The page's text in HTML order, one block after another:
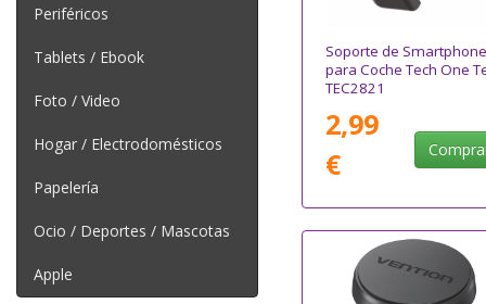
Periféricos
Tablets / Ebook
Foto / Video
Hogar / Electrodomésticos
Papelería
Ocio / Deportes / Mascotas
Apple
Soporte de Smartphone
para Coche Tech One
TEC2821
2,99
€